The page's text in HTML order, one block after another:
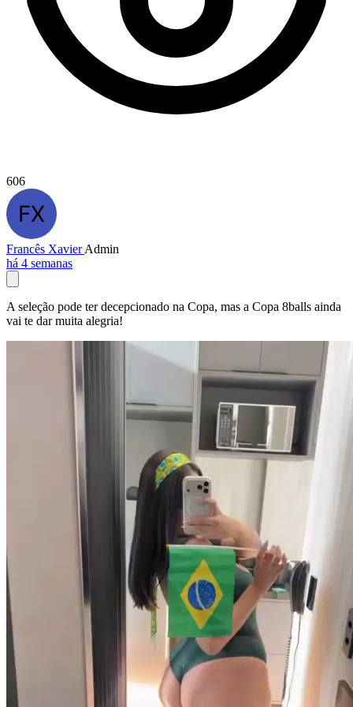
606
Francês XavierAdmin
há 4 semanas
A seleção pode ter decepcionado na Copa, mas a Copa 8balls ainda
vai te dar muita alegria!